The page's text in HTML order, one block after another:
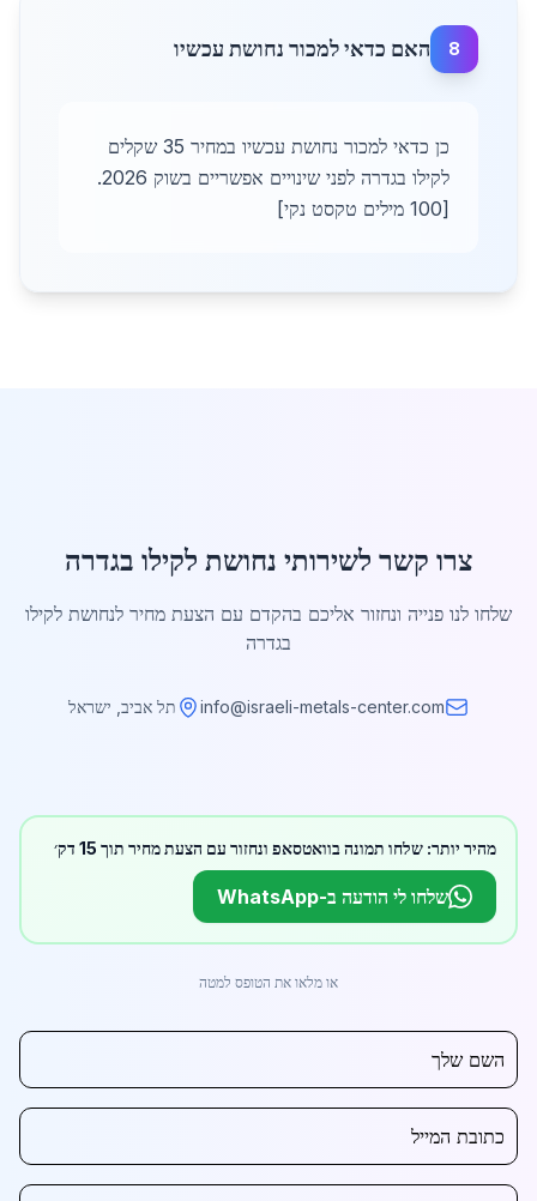
8 האם כדאי למכור נחושת עכשיו
כן כדאי למכור נחושת עכשיו במחיר 35 שקלים
לקילו בגדרה לפני שינויים אפשריים בשוק 2026.
[100 מילים טקסט נקי]
צרו קשר לשירותי נחושת לקילו בגדרה
שלחו לנו פנייה ונחזור אליכם בהקדם עם הצעת מחיר לנחושת לקילו
בגדרה
info@israeli-metals-center.com תל אביב, ישראל
מהיר יותר: שלחו תמונה בוואטסאפ ונחזור עם הצעת מחיר תוך 15 דק׳
שלחו לי הודעה ב-WhatsApp
או מלאו את הטופס למטה